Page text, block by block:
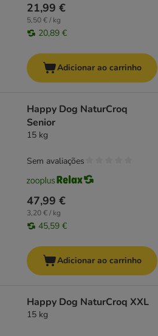
21,99 €
5,50 € / kg
20,89 €
Adicionar ao carrinho
Happy Dog NaturCroq
Senior
15 kg
47,99 €
3,20 € / kg
45,59 €
Sem avaliações
Adicionar ao carrinho
Happy Dog NaturCroq XXL
15 kg